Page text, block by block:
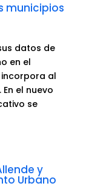
municipios
datos de
en el
al
el nuevo
se
y
Urbano